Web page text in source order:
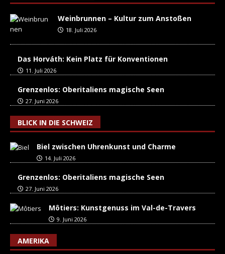
Weinbrunnen – Kultur zum Anstoßen
18. Juli 2026
Das Horváth: Kein Platz für Konventionen
11. Juli 2026
Grenzenlos: Oberitaliens magische Seen
27. Juni 2026
BLICK IN DIE SCHWEIZ
Biel zwischen Uhrenkunst und Charme
14. Juli 2026
Grenzenlos: Oberitaliens magische Seen
27. Juni 2026
Môtiers: Kunstgenuss im Val-de-Travers
9. Juni 2026
AMERIKA